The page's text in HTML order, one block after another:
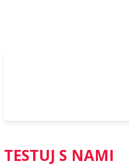
TESTUJ S NAMI